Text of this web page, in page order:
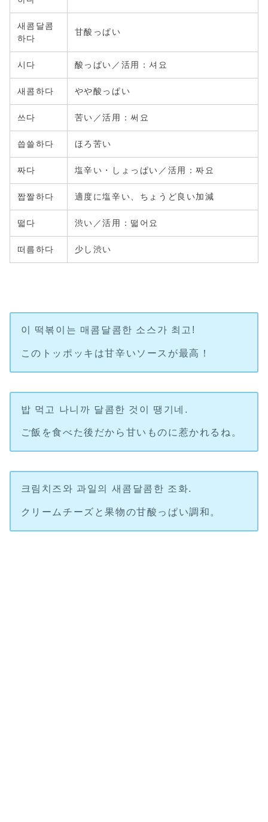
새콤달콤
하다
甘酸っぱい
시다 酸っぱい／活用：셔요
새콤하다 やや酸っぱい
쓰다 苦い／活用：써요
씁쓸하다 ほろ苦い
짜다 塩辛い・しょっぱい／活用：짜요
짭짤하다 適度に塩辛い、ちょうど良い加減
떫다 渋い／活用：떫어요
떠름하다 少し渋い
이 떡볶이는 매콤달콤한 소스가 최고!
このトッポッキは甘辛いソースが最高！
밥 먹고 나니까 달콤한 것이 땡기네.
ご飯を食べた後だから甘いものに惹かれるね。
크림치즈와 과일의 새콤달콤한 조화.
クリームチーズと果物の甘酸っぱい調和。